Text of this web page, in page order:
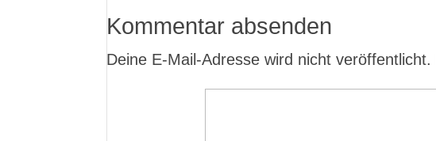
Kommentar absenden
Deine E-Mail-Adresse wird nicht veröffentlicht.